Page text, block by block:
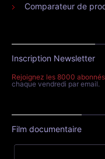
Comparateur de
Inscription Newsletter
Rejoignez les 8000
chaque vendredi par email.
Film documentaire